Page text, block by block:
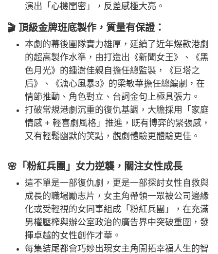
演出「心機閨密」，反差感極大亮。
🎬 頂級金牌班底製作，質量有保證：
本劇的幕後團隊實力雄厚，延續了近年爆款港劇
的超高製作水準，由打造出《新聞女王》、《黑
色月光》的鍾澍佳親自擔任總監製，《巨塔之
后》、《溏心風暴3》的梁敏華擔任總編劇，在
情節推動、角色對立、台詞金句上極具張力。
打破常規港劇沉重的復仇基調，大膽採用「家庭
情感 + 輕喜劇風格」推進，既有博弈的緊張感，
又有輕鬆幽默的笑點，觀劇體驗更體驗更佳。
🌸「粉紅兵團」女力逆襲，關注女性成長
這不單是一部復仇劇，更是一部探討女性自救與
成長的職場勵志片，女主角帶領一眾被公司邊緣
化或受輕視的女同事組成「粉紅兵團」，在充滿
男權壓榨與辦公室政治的廣告界中突破重圍，發
揮卓越的女性創作才華。
每集結尾都會巧妙出現女主角開拓幸福人生的智